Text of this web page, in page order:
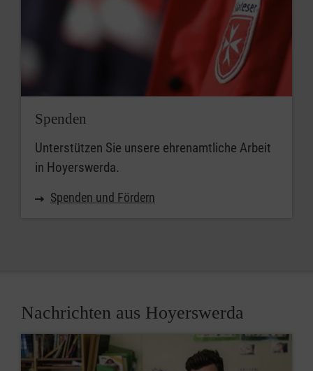
Spenden
Unterstützen Sie unsere ehrenamtliche Arbeit
in Hoyerswerda.
Spenden und Fördern
Nachrichten aus Hoyerswerda